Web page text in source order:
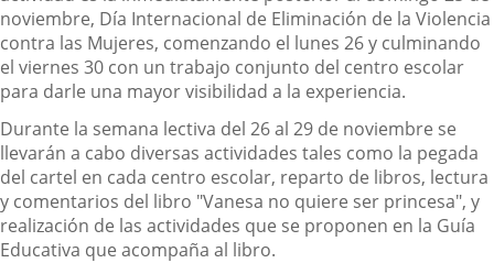
noviembre, Día Internacional de Eliminación de la Violencia
contra las Mujeres, comenzando el lunes 26 y culminando
el viernes 30 con un trabajo conjunto del centro escolar
para darle una mayor visibilidad a la experiencia.
Durante la semana lectiva del 26 al 29 de noviembre se
llevarán a cabo diversas actividades tales como la pegada
del cartel en cada centro escolar, reparto de libros, lectura
y comentarios del libro "Vanesa no quiere ser princesa", y
realización de las actividades que se proponen en la Guía
Educativa que acompaña al libro.